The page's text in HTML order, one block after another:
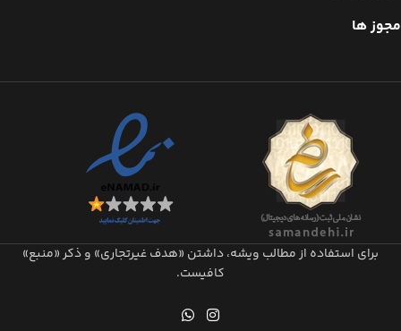
مجوز ها
برای استفاده از مطالب ویشه، داشتن «هدف غیرتجاری» و ذکر «منبع»
کافیست.​